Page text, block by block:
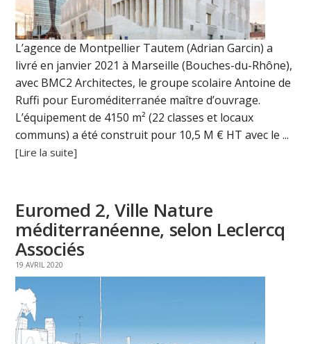
L’agence de Montpellier Tautem (Adrian Garcin) a
livré en janvier 2021 à Marseille (Bouches-du-Rhône),
avec BMC2 Architectes, le groupe scolaire Antoine de
Ruffi pour Euroméditerranée maître d’ouvrage.
L’équipement de 4150 m² (22 classes et locaux
communs) a été construit pour 10,5 M € HT avec le ...
[Lire la suite]
Euromed 2, Ville Nature
méditerranéenne, selon Leclercq
Associés
19 AVRIL 2020